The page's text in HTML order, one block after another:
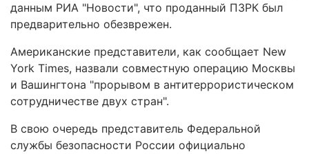
данным РИА "Новости", что проданный ПЗРК был
предварительно обезврежен.
Американские представители, как сообщает New
York Times, назвали совместную операцию Москвы
и Вашингтона "прорывом в антитеррористическом
сотрудничестве двух стран".
В свою очередь представитель Федеральной
службы безопасности России официально